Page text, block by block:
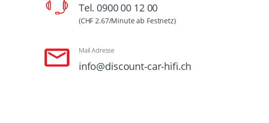
Tel. 0900 00 12 00
(CHF 2.67/Minute ab Festnetz)
Mail Adresse
info@discount-car-hifi.ch